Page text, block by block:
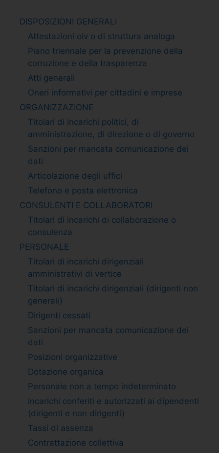
DISPOSIZIONI GENERALI
Attestazioni oiv o di struttura analoga
Piano triennale per la prevenzione della
corruzione e della trasparenza
Atti generali
Oneri informativi per cittadini e imprese
ORGANIZZAZIONE
Titolari di incarichi politici, di
amministrazione, di direzione o di governo
Sanzioni per mancata comunicazione dei
dati
Articolazione degli uffici
Telefono e posta elettronica
CONSULENTI E COLLABORATORI
Titolari di incarichi di collaborazione o
consulenza
PERSONALE
Titolari di incarichi dirigenziali
amministrativi di vertice
Titolari di incarichi dirigenziali (dirigenti non
generali)
Dirigenti cessati
Sanzioni per mancata comunicazione dei
dati
Posizioni organizzative
Dotazione organica
Personale non a tempo indeterminato
Incarichi conferiti e autorizzati ai dipendenti
(dirigenti e non dirigenti)
Tassi di assenza
Contrattazione collettiva